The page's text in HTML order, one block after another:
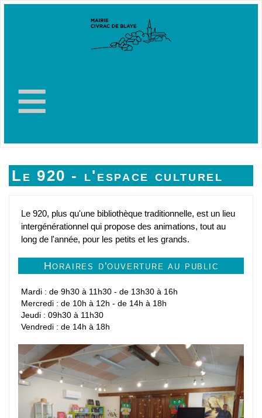
≡
Le 920 - l'espace culturel
Le 920, plus qu'une bibliothèque traditionnelle, est un lieu
intergénérationnel qui propose des animations, tout au
long de l'année, pour les petits et les grands.
Horaires d'ouverture au public
Mardi : de 9h30 à 11h30 - de 13h30 à 16h
Mercredi : de 10h à 12h - de 14h à 18h
Jeudi : 09h30 à 11h30
Vendredi : de 14h à 18h